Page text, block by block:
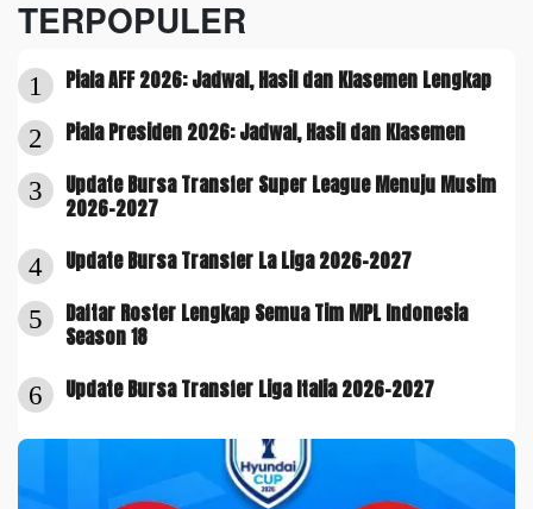
TERPOPULER
1 Piala AFF 2026: Jadwal, Hasil dan Klasemen Lengkap
2 Piala Presiden 2026: Jadwal, Hasil dan Klasemen
3
Update Bursa Transfer Super League Menuju Musim
2026-2027
4 Update Bursa Transfer La Liga 2026-2027
5
Daftar Roster Lengkap Semua Tim MPL Indonesia
Season 18
6 Update Bursa Transfer Liga Italia 2026-2027